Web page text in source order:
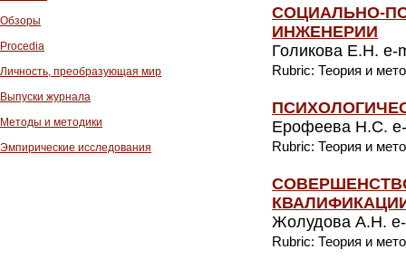
Обзоры
Procedia
Личность, преобразующая мир
Выпуски журнала
Методы и методики
Эмпирические исследования
СОЦИАЛЬНО-
ИНЖЕНЕРИИ
Голикова Е.Н. e-
Rubric: Теория и
Ерофеева Н.С. e-
Rubric: Теория и
Жолудова А.Н. e-
Rubric: Теория и